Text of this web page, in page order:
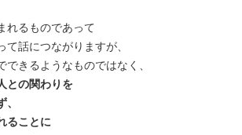
れるものであって
話につながりますが、
きるようなものではなく、
との関わりを
ることに